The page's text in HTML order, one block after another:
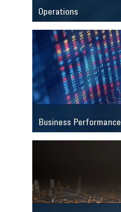
Operations
Business Performance